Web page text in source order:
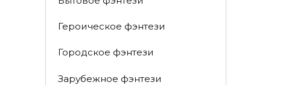
Героическое фэнтези
Городское фэнтези
Зарубежное фэнтези